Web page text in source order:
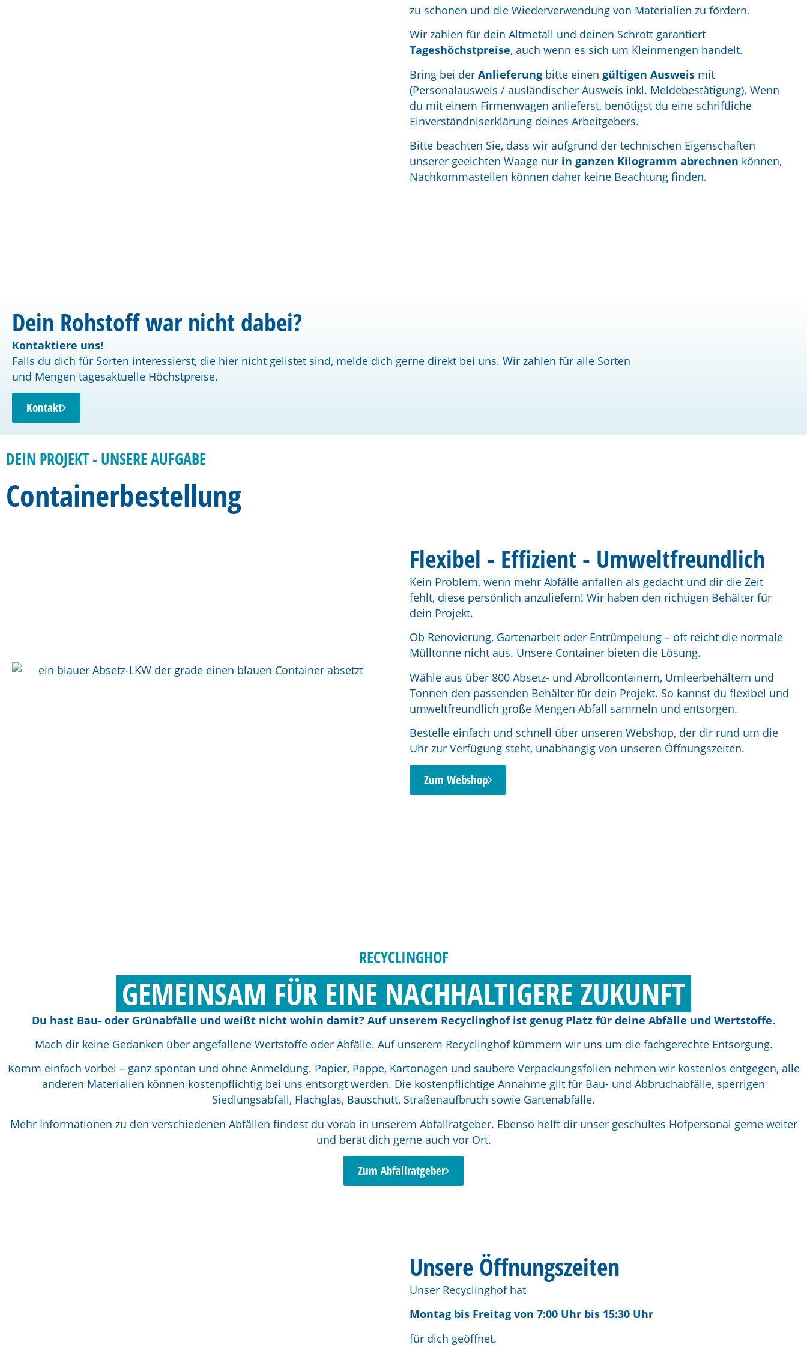
zu schonen und die Wiederverwendung von Materialien zu fördern.
Wir zahlen für dein Altmetall und deinen Schrott garantiert
Tageshöchstpreise, auch wenn es sich um Kleinmengen handelt.
Bring bei der Anlieferung bitte einen gültigen Ausweis mit
(Personalausweis / ausländischer Ausweis inkl. Meldebestätigung). Wenn
du mit einem Firmenwagen anlieferst, benötigst du eine schriftliche
Einverständniserklärung deines Arbeitgebers.
Bitte beachten Sie, dass wir aufgrund der technischen Eigenschaften
unserer geeichten Waage nur in ganzen Kilogramm abrechnen können,
Nachkommastellen können daher keine Beachtung finden.
Dein Rohstoff war nicht dabei?
Kontaktiere uns!
Falls du dich für Sorten interessierst, die hier nicht gelistet sind, melde dich gerne direkt bei uns. Wir zahlen für alle Sorten
und Mengen tagesaktuelle Höchstpreise.
Kontakt
DEIN PROJEKT - UNSERE AUFGABE
Containerbestellung
Flexibel - Effizient - Umweltfreundlich
Kein Problem, wenn mehr Abfälle anfallen als gedacht und dir die Zeit
fehlt, diese persönlich anzuliefern! Wir haben den richtigen Behälter für
dein Projekt.
Ob Renovierung, Gartenarbeit oder Entrümpelung – oft reicht die normale
Mülltonne nicht aus. Unsere Container bieten die Lösung.
Wähle aus über 800 Absetz- und Abrollcontainern, Umleerbehältern und
Tonnen den passenden Behälter für dein Projekt. So kannst du flexibel und
umweltfreundlich große Mengen Abfall sammeln und entsorgen.
Bestelle einfach und schnell über unseren Webshop, der dir rund um die
Uhr zur Verfügung steht, unabhängig von unseren Öffnungszeiten.
Zum Webshop
RECYCLINGHOF
GEMEINSAM FÜR EINE NACHHALTIGERE ZUKUNFT
Du hast Bau- oder Grünabfälle und weißt nicht wohin damit? Auf unserem Recyclinghof ist genug Platz für deine Abfälle und Wertstoffe.
Mach dir keine Gedanken über angefallene Wertstoffe oder Abfälle. Auf unserem Recyclinghof kümmern wir uns um die fachgerechte Entsorgung.
Komm einfach vorbei – ganz spontan und ohne Anmeldung. Papier, Pappe, Kartonagen und saubere Verpackungsfolien nehmen wir kostenlos entgegen, alle
anderen Materialien können kostenpflichtig bei uns entsorgt werden. Die kostenpflichtige Annahme gilt für Bau- und Abbruchabfälle, sperrigen
Siedlungsabfall, Flachglas, Bauschutt, Straßenaufbruch sowie Gartenabfälle.
Mehr Informationen zu den verschiedenen Abfällen findest du vorab in unserem Abfallratgeber. Ebenso helft dir unser geschultes Hofpersonal gerne weiter
und berät dich gerne auch vor Ort.
Zum Abfallratgeber
Unsere Öffnungszeiten
Unser Recyclinghof hat
Montag bis Freitag von 7:00 Uhr bis 15:30 Uhr
für dich geöffnet.